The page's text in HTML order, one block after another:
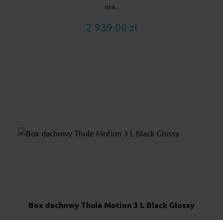
ora...
2 939.00 zł
Box dachowy Thule Motion 3 L Black Glossy